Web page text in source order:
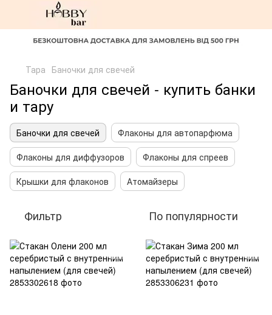
Тара Баночки для свечей
Баночки для свечей - купить банки
и тару
Баночки для свечей
Флаконы для автопарфюма
Флаконы для диффузоров
Флаконы для спреев
Крышки для флаконов
Атомайзеры
Фильтр По популярности